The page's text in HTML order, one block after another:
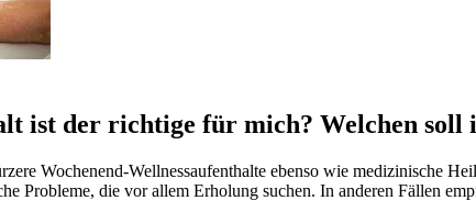
ist der richtige für mich? Welchen soll
Wochenend-Wellnessaufenthalte ebenso wie medizinische
Probleme, die vor allem Erholung suchen. In anderen Fällen